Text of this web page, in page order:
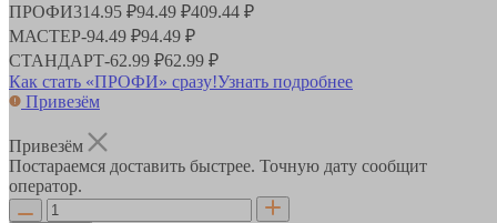
ПРОФИ314.95 ₽94.49 ₽409.44 ₽
МАСТЕР-94.49 ₽94.49 ₽
СТАНДАРТ-62.99 ₽62.99 ₽
Как стать «ПРОФИ» сразу!Узнать подробнее
Привезём
Привезём
Постараемся доставить быстрее. Точную дату сообщит
оператор.